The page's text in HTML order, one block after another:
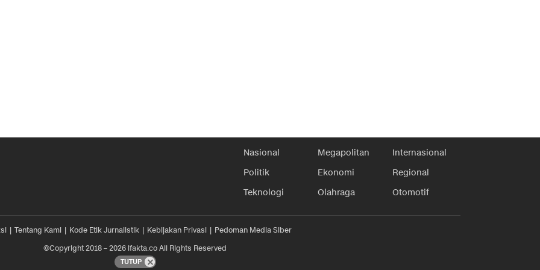
Nasional Megapolitan
Internasional
Politik
Ekonomi
Regional
Teknologi
Olahraga Otomotif
Tentang Kami Kode Etik Jurnalistik Kebijakan Privasi
Pedoman Media Siber
©Copyright 2018 – 2026 ifakta.co All Rights Reserved
TUTUP